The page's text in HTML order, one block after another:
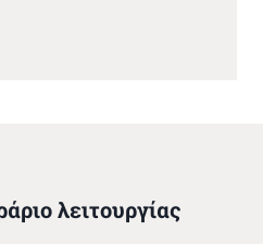
λειτουργίας